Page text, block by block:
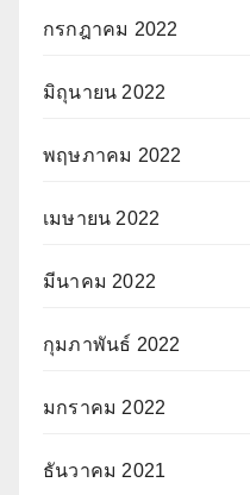
กรกฎาคม 2022
มิถุนายน 2022
พฤษภาคม 2022
เมษายน 2022
มีนาคม 2022
กุมภาพันธ์ 2022
มกราคม 2022
ธันวาคม 2021